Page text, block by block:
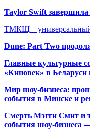
Taylor Swift завершила
ТМКЩ – универсальный
Dune: Part Two
Главные культурные
«Киновек» в
Мир шоу-бизнеса:
события в Минске и
Смерть Мэгги Смит и
события шоу-бизнеса